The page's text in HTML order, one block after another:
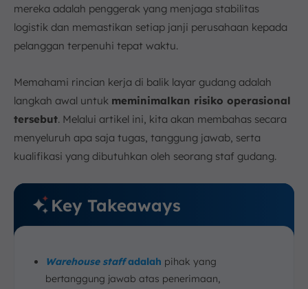
a. Pendidikan
b. Sertifikasi dan Pelatihan
c. Detail Oriented
a. Warehouse Associate
b. Warehouse Operator
c. Warehouse Supervisor
8. Berapa Estimasi Gaji Warehouse Staff di
Indonesia?
dengan ScaleOcean
10. Kesimpulan
mereka adalah penggerak yang menjaga stabilitas
logistik dan memastikan setiap janji perusahaan kepada
pelanggan terpenuhi tepat waktu.
Memahami rincian kerja di balik layar gudang adalah
langkah awal untuk meminimalkan risiko operasional
tersebut. Melalui artikel ini, kita akan membahas secara
menyeluruh apa saja tugas, tanggung jawab, serta
kualifikasi yang dibutuhkan oleh seorang staf gudang.
Key Takeaways
Warehouse staffadalah pihak yang
bertanggung jawab atas penerimaan,